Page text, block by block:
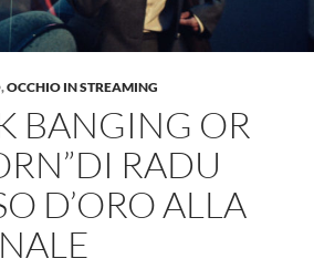
,OCCHIO IN STREAMING
BANGING OR
RADU
D’ORO ALLA